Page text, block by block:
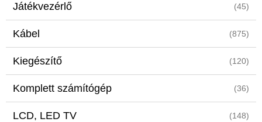
Játékvezérlő (45)
Kábel (875)
Kiegészítő (120)
Komplett számítógép (36)
LCD, LED TV (148)